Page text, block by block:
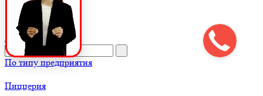
По типу предприятия
Пиццерия